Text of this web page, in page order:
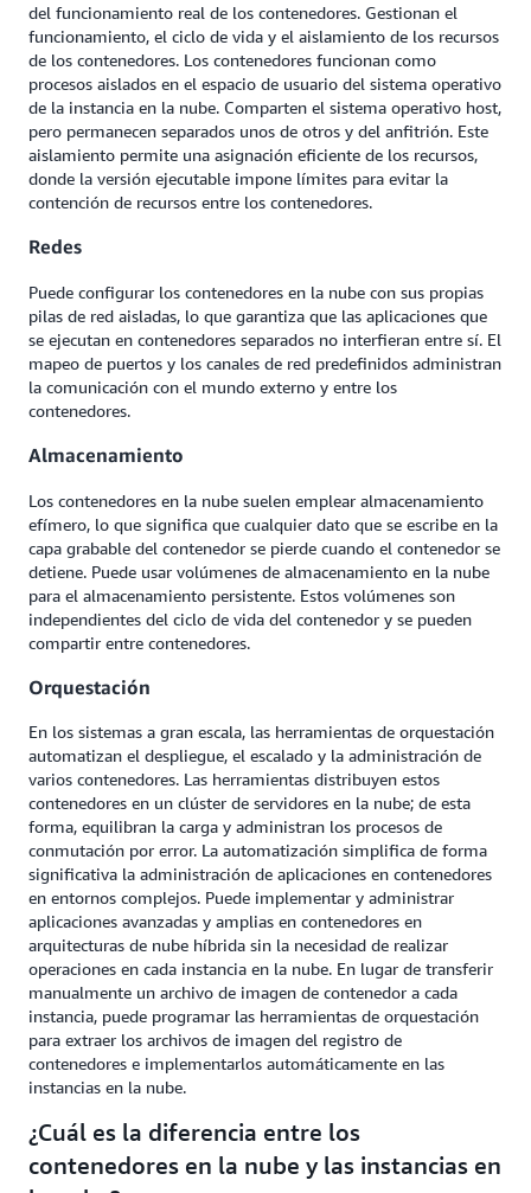
del funcionamiento real de los contenedores. Gestionan el
funcionamiento, el ciclo de vida y el aislamiento de los recursos
de los contenedores. Los contenedores funcionan como
procesos aislados en el espacio de usuario del sistema operativo
de la instancia en la nube. Comparten el sistema operativo host,
pero permanecen separados unos de otros y del anfitrión. Este
aislamiento permite una asignación eficiente de los recursos,
donde la versión ejecutable impone límites para evitar la
contención de recursos entre los contenedores.
Redes
Puede configurar los contenedores en la nube con sus propias
pilas de red aisladas, lo que garantiza que las aplicaciones que
se ejecutan en contenedores separados no interfieran entre sí. El
mapeo de puertos y los canales de red predefinidos administran
la comunicación con el mundo externo y entre los
contenedores.
Almacenamiento
Los contenedores en la nube suelen emplear almacenamiento
efímero, lo que significa que cualquier dato que se escribe en la
capa grabable del contenedor se pierde cuando el contenedor se
detiene. Puede usar volúmenes de almacenamiento en la nube
para el almacenamiento persistente. Estos volúmenes son
independientes del ciclo de vida del contenedor y se pueden
compartir entre contenedores.
Orquestación
En los sistemas a gran escala, las herramientas de orquestación
automatizan el despliegue, el escalado y la administración de
varios contenedores. Las herramientas distribuyen estos
contenedores en un clúster de servidores en la nube; de esta
forma, equilibran la carga y administran los procesos de
conmutación por error. La automatización simplifica de forma
significativa la administración de aplicaciones en contenedores
en entornos complejos. Puede implementar y administrar
aplicaciones avanzadas y amplias en contenedores en
arquitecturas de nube híbrida sin la necesidad de realizar
operaciones en cada instancia en la nube. En lugar de transferir
manualmente un archivo de imagen de contenedor a cada
instancia, puede programar las herramientas de orquestación
para extraer los archivos de imagen del registro de
contenedores e implementarlos automáticamente en las
instancias en la nube.
¿Cuál es la diferencia entre los
contenedores en la nube y las instancias en